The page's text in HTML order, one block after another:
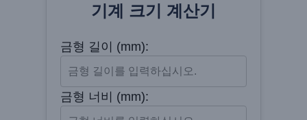
기계 크기 계산기
금형 길이 (mm):
금형 너비 (mm):